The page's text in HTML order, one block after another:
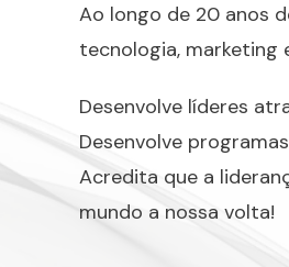
Ao longo de 20 anos
tecnologia, marketing
Desenvolve líderes
Desenvolve
Acredita que a
mundo a nossa volta!